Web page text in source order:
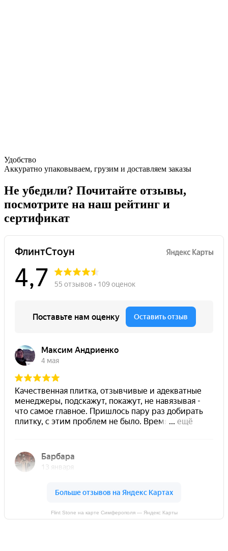
Удобство
Аккуратно упаковываем, грузим и доставляем заказы
Не убедили? Почитайте отзывы,
посмотрите на наш рейтинг и
сертификат
Flint Stone на карте Симферополя — Яндекс Карты